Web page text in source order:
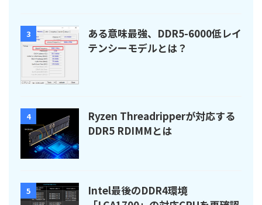
3
ある意味最強、DDR5-6000低レイ
テンシーモデルとは？
4
Ryzen Threadripperが対応する
DDR5 RDIMMとは
5
Intel最後のDDR4環境